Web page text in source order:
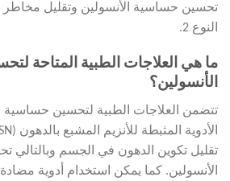
تحسين حساسية الأنسولين وتقليل مخاطر
النوع 2.
ما هي العلاجات الطبية المتاحة
الأنسولين؟
تتضمن العلاجات الطبية لتحسين حساسية
تقليل تكوين الدهون في الجسم وبالتالي
الأنسولين. كما يمكن استخدام أدوية مضادة